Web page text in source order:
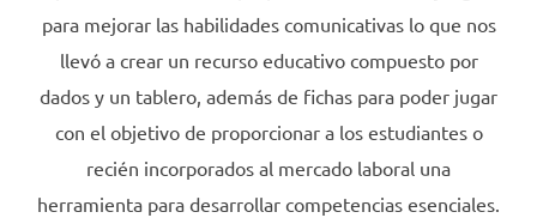
para mejorar las habilidades comunicativas lo que nos
llevó a crear un recurso educativo compuesto por
dados y un tablero, además de fichas para poder jugar
con el objetivo de proporcionar a los estudiantes o
recién incorporados al mercado laboral una
herramienta para desarrollar competencias esenciales.